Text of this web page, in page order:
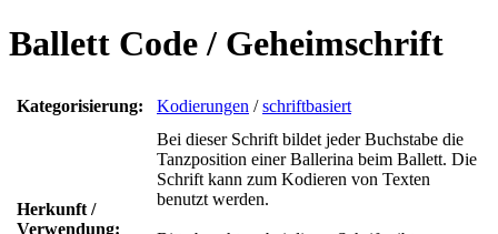
Ballett Code / Geheimschrift
Kategorisierung: Kodierungen /schriftbasiert
Herkunft /
Verwendung:
Bei dieser Schrift bildet jeder Buchstabe die
Tanzposition einer Ballerina beim Ballett. Die
Schrift kann zum Kodieren von Texten
benutzt werden.